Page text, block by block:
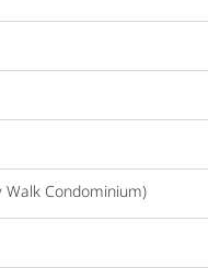
Walk Condominium)